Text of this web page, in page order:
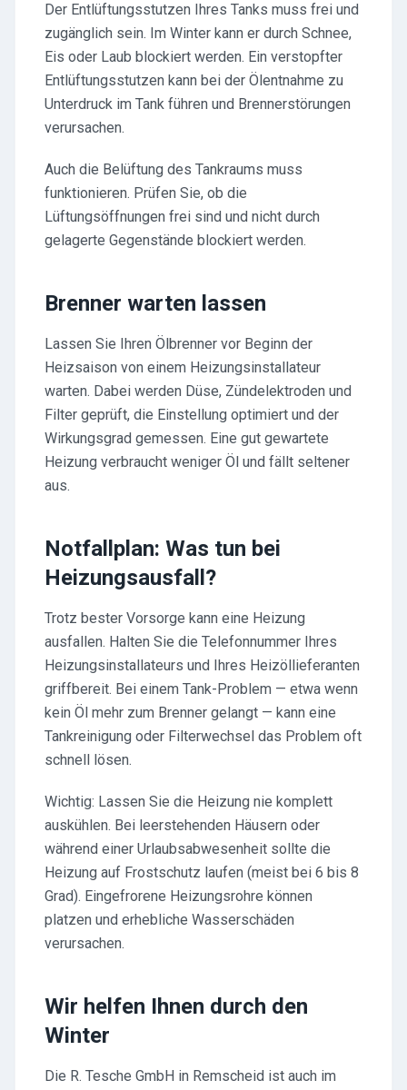
Der Entlüftungsstutzen Ihres Tanks muss frei und
zugänglich sein. Im Winter kann er durch Schnee,
Eis oder Laub blockiert werden. Ein verstopfter
Entlüftungsstutzen kann bei der Ölentnahme zu
Unterdruck im Tank führen und Brennerstörungen
verursachen.
Auch die Belüftung des Tankraums muss
funktionieren. Prüfen Sie, ob die
Lüftungsöffnungen frei sind und nicht durch
gelagerte Gegenstände blockiert werden.
Brenner warten lassen
Lassen Sie Ihren Ölbrenner vor Beginn der
Heizsaison von einem Heizungsinstallateur
warten. Dabei werden Düse, Zündelektroden und
Filter geprüft, die Einstellung optimiert und der
Wirkungsgrad gemessen. Eine gut gewartete
Heizung verbraucht weniger Öl und fällt seltener
aus.
Notfallplan: Was tun bei
Heizungsausfall?
Trotz bester Vorsorge kann eine Heizung
ausfallen. Halten Sie die Telefonnummer Ihres
Heizungsinstallateurs und Ihres Heizöllieferanten
griffbereit. Bei einem Tank-Problem — etwa wenn
kein Öl mehr zum Brenner gelangt — kann eine
Tankreinigung oder Filterwechsel das Problem oft
schnell lösen.
Wichtig: Lassen Sie die Heizung nie komplett
auskühlen. Bei leerstehenden Häusern oder
während einer Urlaubsabwesenheit sollte die
Heizung auf Frostschutz laufen (meist bei 6 bis 8
Grad). Eingefrorene Heizungsrohre können
platzen und erhebliche Wasserschäden
verursachen.
Wir helfen Ihnen durch den
Winter
Die R. Tesche GmbH in Remscheid ist auch im